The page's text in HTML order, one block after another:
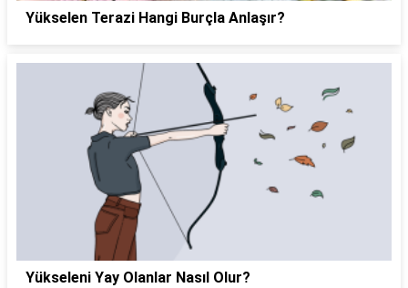
Yükselen Terazi Hangi Burçla Anlaşır?
Yükseleni Yay Olanlar Nasıl Olur?